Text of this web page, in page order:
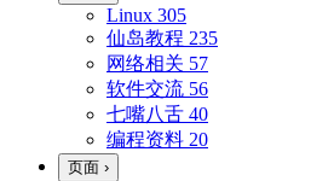
Linux 305
仙岛教程 235
网络相关 57
软件交流 56
七嘴八舌 40
编程资料 20
页面 ›